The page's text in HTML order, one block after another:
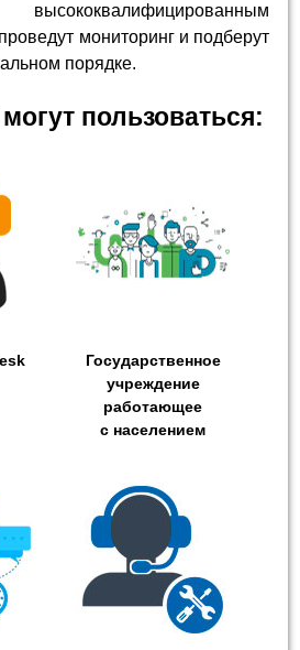
мониторинг и подберут
порядке.
пользоваться:
Государственное
учреждение
работающее
с населением